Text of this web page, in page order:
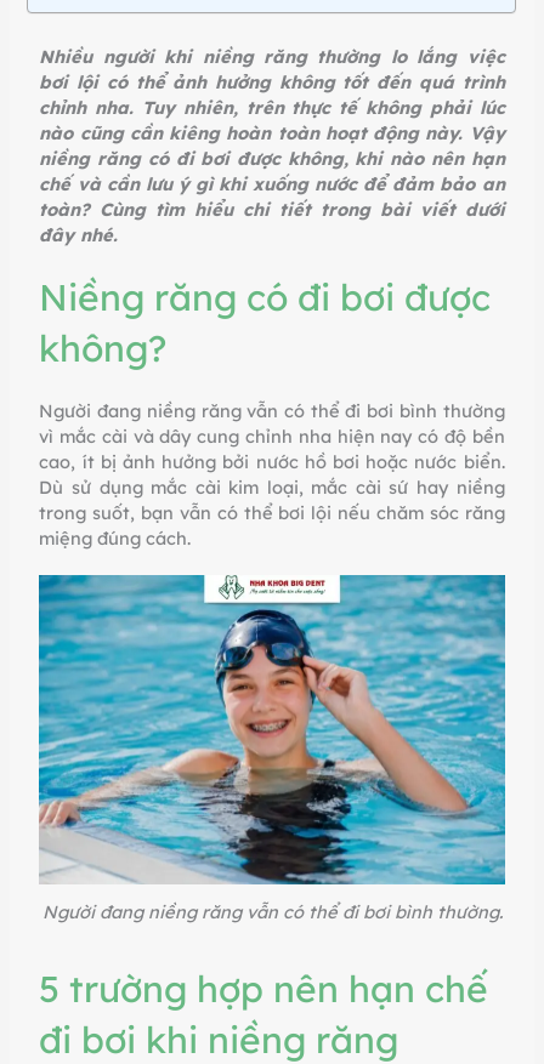
Nhiều người khi niềng răng thường lo lắng việc
bơi lội có thể ảnh hưởng không tốt đến quá trình
chỉnh nha. Tuy nhiên, trên thực tế không phải lúc
nào cũng cần kiêng hoàn toàn hoạt động này. Vậy
niềng răng có đi bơi được không, khi nào nên hạn
chế và cần lưu ý gì khi xuống nước để đảm bảo an
toàn? Cùng tìm hiểu chi tiết trong bài viết dưới
đây nhé.
Niềng răng có đi bơi được
không?
Người đang niềng răng vẫn có thể đi bơi bình thường
vì mắc cài và dây cung chỉnh nha hiện nay có độ bền
cao, ít bị ảnh hưởng bởi nước hồ bơi hoặc nước biển.
Dù sử dụng mắc cài kim loại, mắc cài sứ hay niềng
trong suốt, bạn vẫn có thể bơi lội nếu chăm sóc răng
miệng đúng cách.
Người đang niềng răng vẫn có thể đi bơi bình thường.
5 trường hợp nên hạn chế
đi bơi khi niềng răng